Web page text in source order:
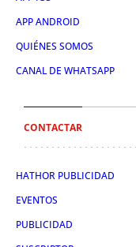
APP ANDROID
QUIÉNES SOMOS
CANAL DE WHATSAPP
CONTACTAR
HATHOR PUBLICIDAD
EVENTOS
PUBLICIDAD